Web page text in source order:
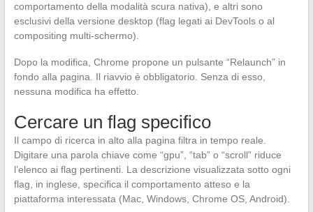
comportamento della modalità scura nativa), e altri sono
esclusivi della versione desktop (flag legati ai DevTools o al
compositing multi-schermo).
Dopo la modifica, Chrome propone un pulsante “Relaunch” in
fondo alla pagina. Il riavvio è obbligatorio. Senza di esso,
nessuna modifica ha effetto.
Cercare un flag specifico
Il campo di ricerca in alto alla pagina filtra in tempo reale.
Digitare una parola chiave come “gpu”, “tab” o “scroll” riduce
l’elenco ai flag pertinenti. La descrizione visualizzata sotto ogni
flag, in inglese, specifica il comportamento atteso e la
piattaforma interessata (Mac, Windows, Chrome OS, Android).